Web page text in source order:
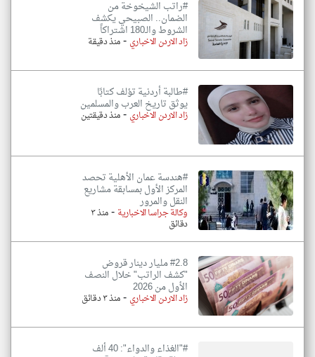
#راتب الشيخوخة من
الضمان.. الصبيحي يكشف
الشروط والـ180 اشتراكاً
زاد الاردن الاخباري -منذ دقيقة
#طالبة أردنية تؤلف كتابًا
يوثق تاريخ العرب والمسلمين
زاد الاردن الاخباري -منذ دقيقتين
#هندسة عمان الأهلية تحصد
المركز الأول بمسابقة مشاريع
النقل والمرور
وكالة جراسا الاخبارية - منذ ٣
دقائق
#2.8 مليار دينار قروض
"كشف الراتب" خلال النصف
الأول من 2026
زاد الاردن الاخباري -منذ ٣ دقائق
#"الغذاء والدواء": 40 ألف